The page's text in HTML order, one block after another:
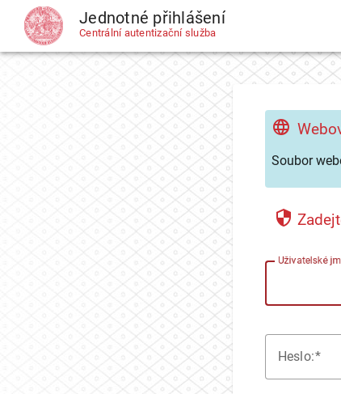
CAS Jednotné přihlášení
Centrální autentizační služba
Soubor
Uživatelské
Heslo: